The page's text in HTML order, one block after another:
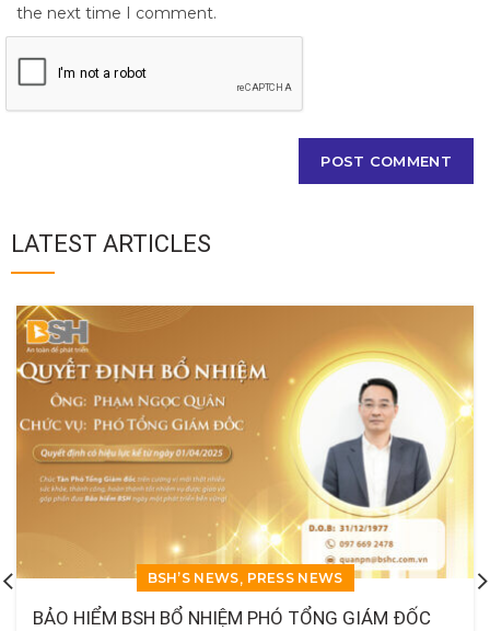
the next time I comment.
LATEST ARTICLES
BSH’S NEWS, PRESS NEWS
BẢO HIỂM BSH BỔ NHIỆM PHÓ TỔNG GIÁM ĐỐC